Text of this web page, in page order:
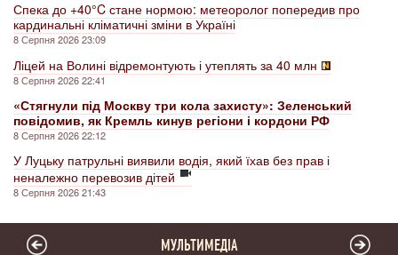
Спека до +40°C стане нормою: метеоролог попередив про
кардинальні кліматичні зміни в Україні
8 Серпня 2026 23:09
Ліцей на Волині відремонтують і утеплять за 40 млн
8 Серпня 2026 22:41
«Стягнули під Москву три кола захисту»: Зеленський
повідомив, як Кремль кинув регіони і кордони РФ
8 Серпня 2026 22:12
У Луцьку патрульні виявили водія, який їхав без прав і
неналежно перевозив дітей
8 Серпня 2026 21:43
МУЛЬТИМЕДІА